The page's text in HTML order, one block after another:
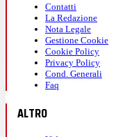
Contatti
La Redazione
Nota Legale
Gestione Cookie
Cookie Policy
Privacy Policy
Cond. Generali
Faq
ALTRO